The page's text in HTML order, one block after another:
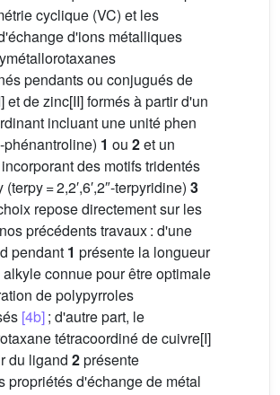
cyclique (VC) et les
d'ions métalliques
pendants ou conjugués de
et de zinc[II] formés à partir d'un
incluant une unité phen
phénantroline) 1 ou 2et un
des motifs tridentés
= 2,2′,6′,2″-terpyridine) 3
repose directement sur les
précédents travaux : d'une
pendant 1 présente la longueur
connue pour être optimale
de polypyrroles
[4b]; d'autre part, le
tétracoordiné de cuivre[I]
du ligand 2présente
propriétés d'échange de métal